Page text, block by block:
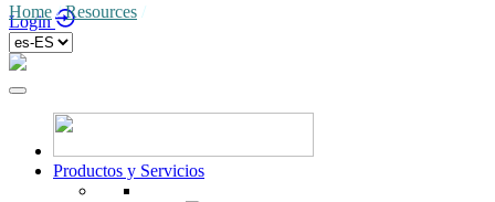
Login
Productos y Servicios
Home /Resources /